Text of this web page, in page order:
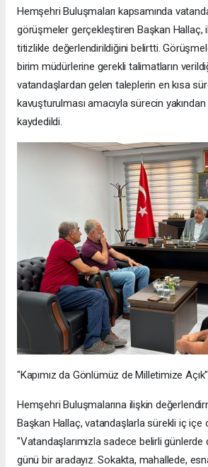
Hemşehri Buluşmaları kapsamında
görüşmeler gerçekleştiren Başkan Hallaç,
titizlikle değerlendirildiğini belirtti.
birim müdürlerine gerekli talimatların
vatandaşlardan gelen taleplerin en kısa
kavuşturulması amacıyla sürecin
kaydedildi.
"Kapımız da Gönlümüz de Milletimize Açık"
Hemşehri Buluşmalarına ilişkin
Başkan Hallaç, vatandaşlarla sürekli iç içe
"Vatandaşlarımızla sadece belirli günlerde
günü bir aradayız. Sokakta, mahallede,